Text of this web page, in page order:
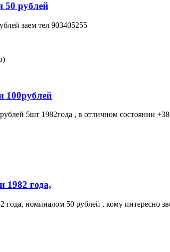
50 рублей
заем тел 903405255
100рублей
5шт 1982года , в отличном состоянии
1982 года,
года, номиналом 50 рублей , кому интересно